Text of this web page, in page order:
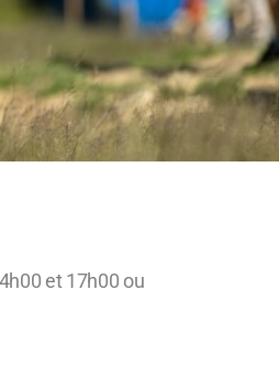
et 17h00 ou